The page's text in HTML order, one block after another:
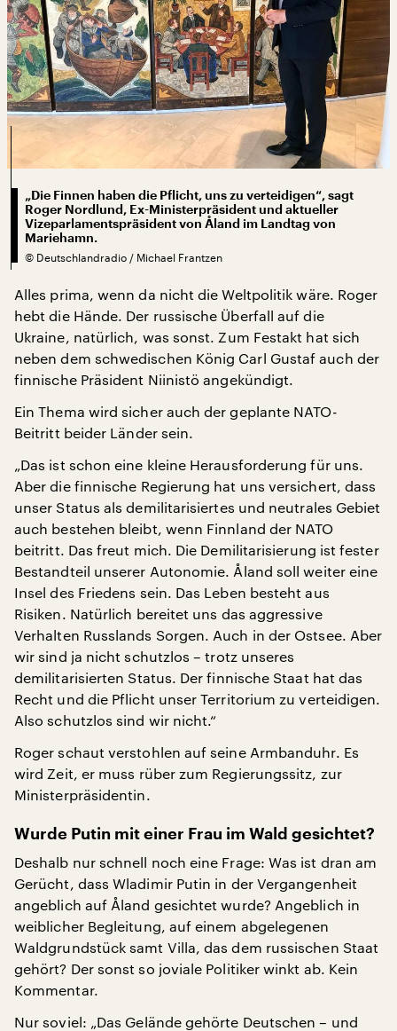
„Die Finnen haben die Pflicht, uns zu verteidigen“, sagt
Roger Nordlund, Ex-Ministerpräsident und aktueller
Vizeparlamentspräsident von Åland im Landtag von
Mariehamn.
© Deutschlandradio / Michael Frantzen
Alles prima, wenn da nicht die Weltpolitik wäre. Roger
hebt die Hände. Der russische Überfall auf die
Ukraine, natürlich, was sonst. Zum Festakt hat sich
neben dem schwedischen König Carl Gustaf auch der
finnische Präsident Niinistö angekündigt.
Ein Thema wird sicher auch der geplante NATO-
Beitritt beider Länder sein.
„Das ist schon eine kleine Herausforderung für uns.
Aber die finnische Regierung hat uns versichert, dass
unser Status als demilitarisiertes und neutrales Gebiet
auch bestehen bleibt, wenn Finnland der NATO
beitritt. Das freut mich. Die Demilitarisierung ist fester
Bestandteil unserer Autonomie. Åland soll weiter eine
Insel des Friedens sein. Das Leben besteht aus
Risiken. Natürlich bereitet uns das aggressive
Verhalten Russlands Sorgen. Auch in der Ostsee. Aber
wir sind ja nicht schutzlos – trotz unseres
demilitarisierten Status. Der finnische Staat hat das
Recht und die Pflicht unser Territorium zu verteidigen.
Also schutzlos sind wir nicht.“
Roger schaut verstohlen auf seine Armbanduhr. Es
wird Zeit, er muss rüber zum Regierungssitz, zur
Ministerpräsidentin.
Wurde Putin mit einer Frau im Wald gesichtet?
Deshalb nur schnell noch eine Frage: Was ist dran am
Gerücht, dass Wladimir Putin in der Vergangenheit
angeblich auf Åland gesichtet wurde? Angeblich in
weiblicher Begleitung, auf einem abgelegenen
Waldgrundstück samt Villa, das dem russischen Staat
gehört? Der sonst so joviale Politiker winkt ab. Kein
Kommentar.
Nur soviel: „Das Gelände gehörte Deutschen – und